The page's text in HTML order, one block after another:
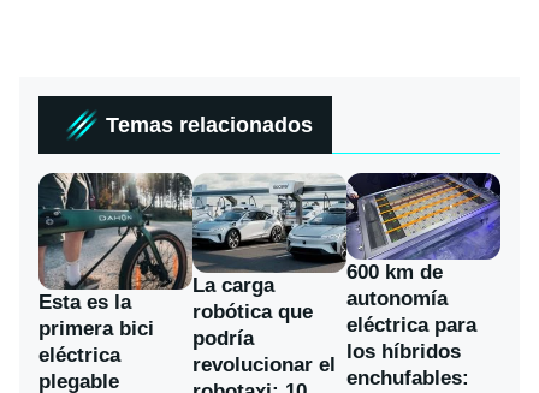
Temas relacionados
Esta es la
primera bici
eléctrica
plegable
La carga
robótica que
podría
revolucionar el
600 km de
autonomía
eléctrica para
los híbridos
enchufables: